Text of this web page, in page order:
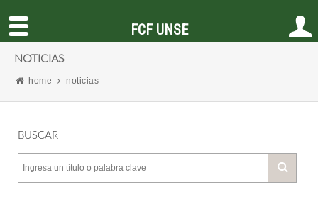
NOTICIAS
home noticias
BUSCAR
FCF UNSE